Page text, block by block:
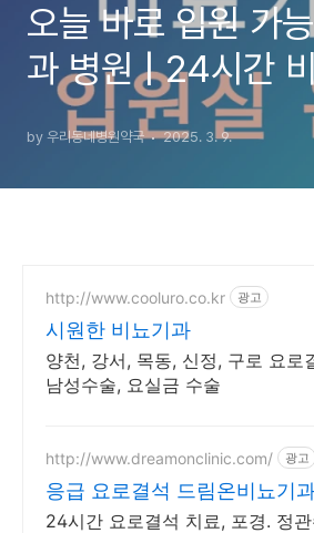
오늘 바로 입원 가
과 병원 | 24시간
금 입원실 있는 곳
by 우리동네병원약국 2025. 3. 9.
http://www.cooluro.co.kr 광고
시원한 비뇨기과
양천, 강서, 목동, 신정, 구로 요로
남성수술, 요실금 수술
http://www.dreamonclinic.com/ 광고
응급 요로결석 드림온비뇨기
24시간 요로결석 치료, 포경. 정